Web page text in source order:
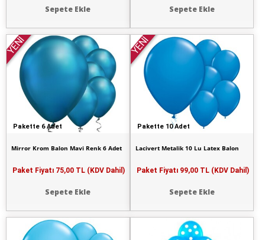
Sepete Ekle Sepete Ekle
Pakette 6 Adet
YENİ
Mirror Krom Balon Mavi Renk 6 Adet
Paket Fiyatı 75,00 TL (KDV Dahil)
Sepete Ekle
Pakette 10 Adet
YENİ
Lacivert Metalik 10 Lu Latex Balon
Paket Fiyatı 99,00 TL (KDV Dahil)
Sepete Ekle